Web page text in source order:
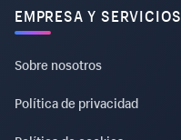
EMPRESA Y SERVICIOS
Sobre nosotros
Política de privacidad